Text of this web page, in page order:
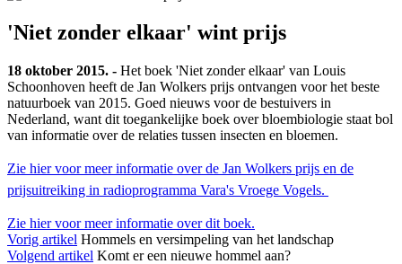
'Niet zonder elkaar' wint prijs
18 oktober 2015. - Het boek 'Niet zonder elkaar' van Louis
Schoonhoven heeft de Jan Wolkers prijs ontvangen voor het beste
natuurboek van 2015. Goed nieuws voor de bestuivers in
Nederland, want dit toegankelijke boek over bloembiologie staat bol
van informatie over de relaties tussen insecten en bloemen.
Zie hier voor meer informatie over de Jan Wolkers prijs en de
prijsuitreiking in radioprogramma Vara's Vroege Vogels.
Zie hier voor meer informatie over dit boek.
Vorig artikel Hommels en versimpeling van het landschap
Volgend artikel Komt er een nieuwe hommel aan?